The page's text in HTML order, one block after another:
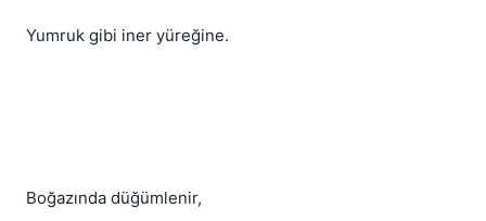
Yumruk gibi iner yüreğine.
Boğazında düğümlenir,